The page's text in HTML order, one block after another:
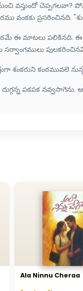
వస్తుందో చెప్పగలవా?
వంకకు ప్రసరించినది.
ఈ మాటలు పలికినది.
శంకరుని కంఠమువలె
పకపక
Ala Ninnu Cheraa